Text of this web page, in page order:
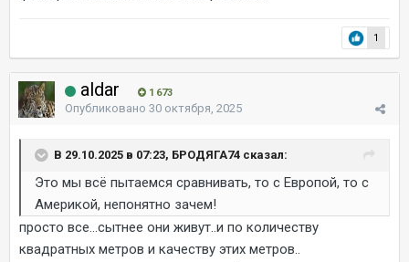
1
aldar 1 673
Опубликовано 30 октября, 2025
В 29.10.2025 в 07:23, БРОДЯГА74 сказал:
Это мы всё пытаемся сравнивать, то с Европой, то с
Америкой, непонятно зачем!
просто все...сытнее они живут..и по количеству
квадратных метров и качеству этих метров..